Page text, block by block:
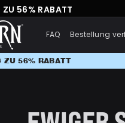
GARANTIE
56% RABATT
FAQ Bestellung
ZU 56% RABATT